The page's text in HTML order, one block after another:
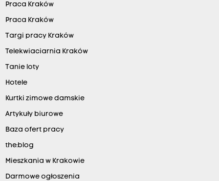
Praca Kraków
Praca Kraków
Targi pracy Kraków
Telekwiaciarnia Kraków
Tanie loty
Hotele
Kurtki zimowe damskie
Artykuły biurowe
Baza ofert pracy
the:blog
Mieszkania w Krakowie
Darmowe ogłoszenia